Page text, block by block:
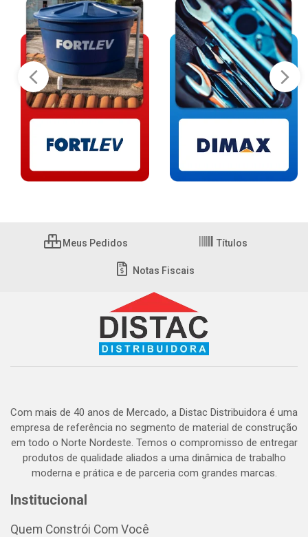
Meus Pedidos Títulos
Notas Fiscais
Com mais de 40 anos de Mercado, a Distac Distribuidora é uma
empresa de referência no segmento de material de construção
em todo o Norte Nordeste. Temos o compromisso de entregar
produtos de qualidade aliados a uma dinâmica de trabalho
moderna e prática e de parceria com grandes marcas.
Institucional
Quem Constrói Com Você